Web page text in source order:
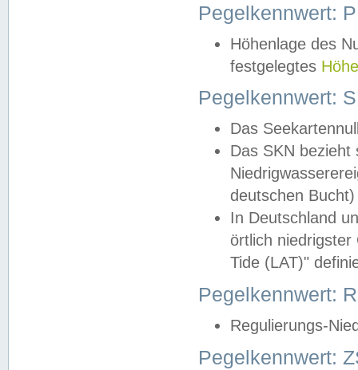
Pegelkennwert:
Höhenlage des
festgelegtes
Pegelkennwert:
Das
Das SKN
deutschen
In Deutschland
örtlich
Tide (LAT)"
Pegelkennwert:
Regulierungs-
Pegelkennwert: